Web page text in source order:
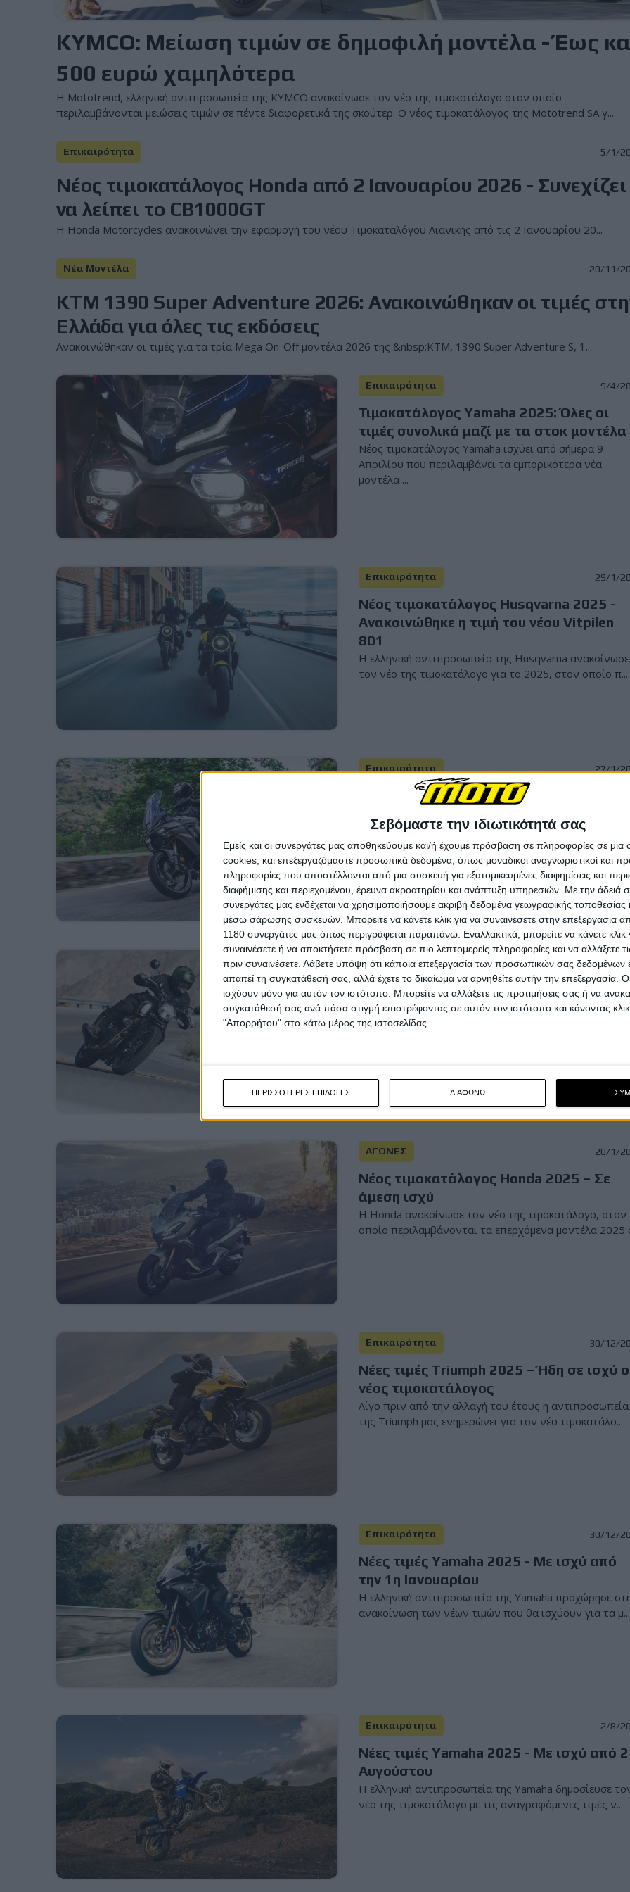
Σεβόμαστε την ιδιωτικότητά σας
Εμείς και οι συνεργάτες μας αποθηκεύουμε και/ή έχουμε πρόσβαση σε πληροφορίες σε
cookies, και επεξεργαζόμαστε προσωπικά δεδομένα, όπως μοναδικοί αναγνωριστικοί και
πληροφορίες που αποστέλλονται από μια συσκευή για εξατομικευμένες διαφημίσεις και
διαφήμισης και περιεχομένου, έρευνα ακροατηρίου και ανάπτυξη υπηρεσιών. Με την άδειά
συνεργάτες μας ενδέχεται να χρησιμοποιήσουμε ακριβή δεδομένα γεωγραφικής τοποθεσίας
μέσω σάρωσης συσκευών. Μπορείτε να κάνετε κλικ για να συναινέσετε στην επεξεργασία
1180 συνεργάτες μας όπως περιγράφεται παραπάνω. Εναλλακτικά, μπορείτε να κάνετε κλικ
συναινέσετε ή να αποκτήσετε πρόσβαση σε πιο λεπτομερείς πληροφορίες και να αλλάξετε
πριν συναινέσετε. Λάβετε υπόψη ότι κάποια επεξεργασία των προσωπικών σας δεδομένων
απαιτεί τη συγκατάθεσή σας, αλλά έχετε το δικαίωμα να αρνηθείτε αυτήν την επεξεργασία.
ισχύουν μόνο για αυτόν τον ιστότοπο. Μπορείτε να αλλάξετε τις προτιμήσεις σας ή να
συγκατάθεσή σας ανά πάσα στιγμή επιστρέφοντας σε αυτόν τον ιστότοπο και κάνοντας
"Απορρήτου" στο κάτω μέρος της ιστοσελίδας.
ΠΕΡΙΣΣΟΤΕΡΕΣ ΕΠΙΛΟΓΕΣ ΔΙΑΦΩΝΩ
KYMCO: Μείωση τιμών σε δημοφιλή μοντέλα - Έως
500 ευρώ χαμηλότερα
Η Mototrend, ελληνική αντιπροσωπεία της KYMCO ανακοίνωσε τον νέο της τιμοκατάλογο στον οποίο
περιλαμβάνονται μειώσεις τιμών σε πέντε διαφορετικά της σκούτερ. Ο νέος τιμοκατάλογος της Mototrend SA γ...
Επικαιρότητα 5/1/
Νέος τιμοκατάλογος Honda από 2 Ιανουαρίου 2026 - Συνεχίζει
να λείπει το CB1000GT
Η Honda Motorcycles ανακοινώνει την εφαρμογή του νέου Τιμοκαταλόγου Λιανικής από τις 2 Ιανουαρίου 20...
Νέα Μοντέλα 20/11/
KTM 1390 Super Adventure 2026: Ανακοινώθηκαν οι τιμές
Ελλάδα για όλες τις εκδόσεις
Ανακοινώθηκαν οι τιμές για τα τρία Mega On-Off μοντέλα 2026 της &nbsp;ΚΤΜ, 1390 Super Adventure S, 1...
Επικαιρότητα 9/4/
Τιμοκατάλογος Yamaha 2025: Όλες οι
τιμές συνολικά μαζί με τα στοκ μοντέλα
Νέος τιμοκατάλογος Yamaha ισχύει από σήμερα 9
Απριλίου που περιλαμβάνει τα εμπορικότερα νέα
μοντέλα ...
Επικαιρότητα 29/1/
Νέος τιμοκατάλογος Husqvarna 2025 -
Ανακοινώθηκε η τιμή του νέου Vitpilen
801
Η ελληνική αντιπροσωπεία της Husqvarna ανακοίνωσε
τον νέο της τιμοκατάλογο για το 2025, στον οποίο π...
Επικαιρότητα 27/1/
Νέες τιμές Yamaha 2025 - Ήρθαν τα Euro
Η ελληνική αντιπροσωπεία της Yamaha ανακοίνωσε τον
νέο της τιμοκατάλογο, ο οποίος περιλαμβάνει μεταξ...
Επικαιρότητα 21/1/
Νέος τιμοκατάλογος Royal Enfield 2025:
Οι τελικές τιμές των μοντέλων με ΦΠΑ
τέλος ταξινόμησης
ΑΓΩΝΕΣ 20/1/
Νέος τιμοκατάλογος Honda 2025 – Σε
άμεση ισχύ
Η Honda ανακοίνωσε τον νέο της τιμοκατάλογο, στον
οποίο περιλαμβάνονται τα επερχόμενα μοντέλα 2025
Επικαιρότητα 30/12/
Νέες τιμές Triumph 2025 – Ήδη σε ισχύ ο
νέος τιμοκατάλογος
Λίγο πριν από την αλλαγή του έτους η αντιπροσωπεία
της Triumph μας ενημερώνει για τον νέο τιμοκατάλο...
Επικαιρότητα 30/12/
Νέες τιμές Yamaha 2025 - Με ισχύ από
την 1η Ιανουαρίου
Η ελληνική αντιπροσωπεία της Yamaha προχώρησε
ανακοίνωση των νέων τιμών που θα ισχύουν για τα μ...
Επικαιρότητα 2/8/
Νέες τιμές Yamaha 2025 - Με ισχύ από 2
Αυγούστου
Η ελληνική αντιπροσωπεία της Yamaha δημοσίευσε
νέο της τιμοκατάλογο με τις αναγραφόμενες τιμές ν...